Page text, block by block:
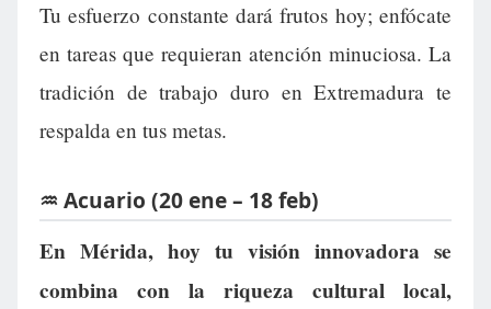
Tu esfuerzo constante dará frutos hoy; enfócate
en tareas que requieran atención minuciosa. La
tradición de trabajo duro en Extremadura te
respalda en tus metas.
♒ Acuario (20 ene – 18 feb)
En Mérida, hoy tu visión innovadora se
combina con la riqueza cultural local,